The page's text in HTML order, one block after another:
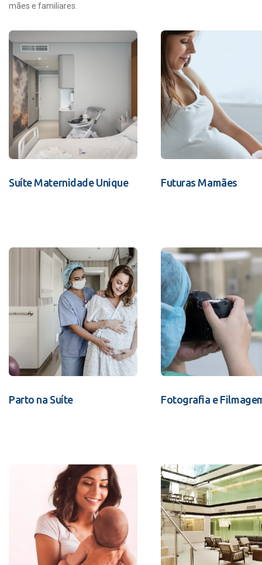
mães e familiares.
Suíte Maternidade Unique Futuras Mamães
Parto na Suíte Fotografia e